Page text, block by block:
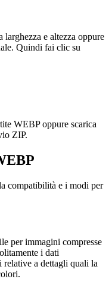
e altezza oppure
Quindi fai clic su
WEBP oppure scarica
ZIP.
compatibilità e i modi per
per immagini compresse
i dati
relative a dettagli quali la